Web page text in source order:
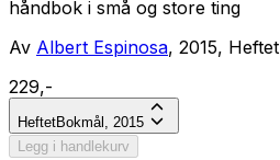
håndbok i små og store ting
Av Albert Espinosa, 2015, Heftet
229,-
HeftetBokmål, 2015
Legg i handlekurv